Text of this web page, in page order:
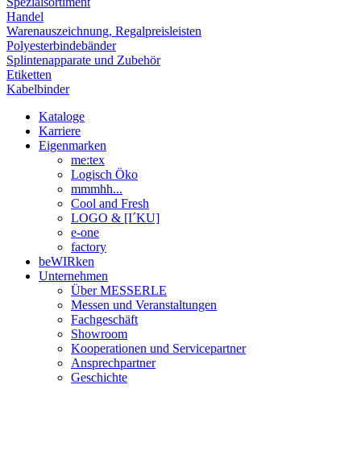
Handel
Warenauszeichnung, Regalpreisleisten
Polyesterbindebänder
Splintenapparate und Zubehör
Etiketten
Kabelbinder
Kataloge
Karriere
Eigenmarken
me:tex
Logisch Öko
mmmhh...
Cool and Fresh
LOGO & [I´KU]
e-one
factory
beWIRken
Unternehmen
Über MESSERLE
Messen und Veranstaltungen
Fachgeschäft
Showroom
Kooperationen und Servicepartner
Ansprechpartner
Geschichte